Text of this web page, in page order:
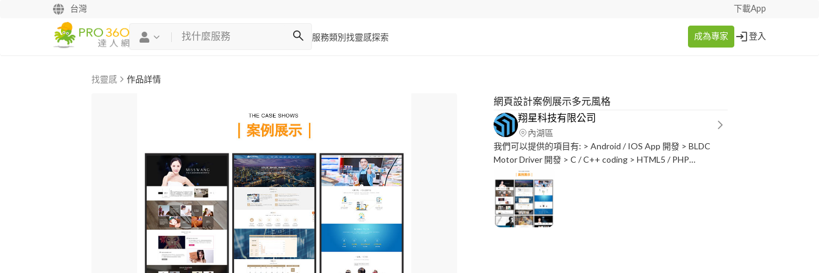
台灣 下載App
服務類別 找靈感探索 成為專家 登入
找靈感 作品詳情
網頁設計案例展示多元風格
翔星科技有限公司
內湖區
我們可以提供的項目有: > Android / IOS App 開發 > BLDC
Motor Driver 開發 > C / C++ coding > HTML5 / PHP
/Java/SQL 等網站前後端平臺開發 > (microchip / NXP) micro
control ic programming > Mechanical Engineering
(SolidWorks / AutoCAD) > Machine vision id********* 影像辨
識 > ROS > Robot navigation > 3D列印 > 3D建模 > 遊戲設計